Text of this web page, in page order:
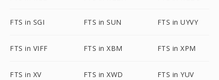
FTS in SGI FTS in SUN FTS in UYVY
FTS in VIFF FTS in XBM FTS in XPM
FTS in XV FTS in XWD FTS in YUV